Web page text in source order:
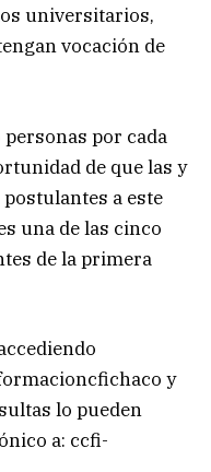
universitarios,
vocación de
por cada
de que las y
a este
una de las cinco
de la primera
y
lo pueden
a: ccfi-